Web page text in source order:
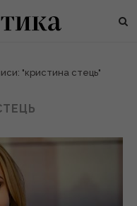
"кристина стець"